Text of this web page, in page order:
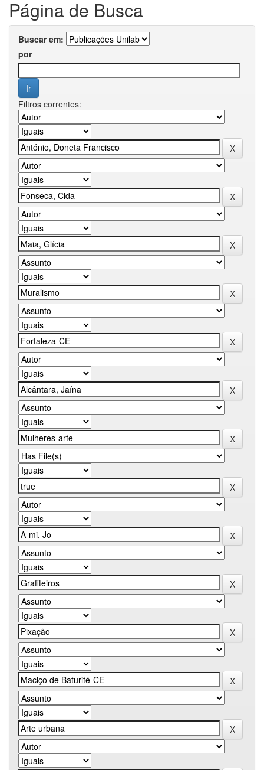
Página de Busca
Buscar em:
por
Filtros correntes: